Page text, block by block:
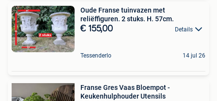
Oude Franse tuinvazen met
reliëffiguren. 2 stuks. H. 57cm.
€ 155,00 Details
Tessenderlo 14 jul 26
Franse Gres Vaas Bloempot -
Keukenhulphouder Utensils